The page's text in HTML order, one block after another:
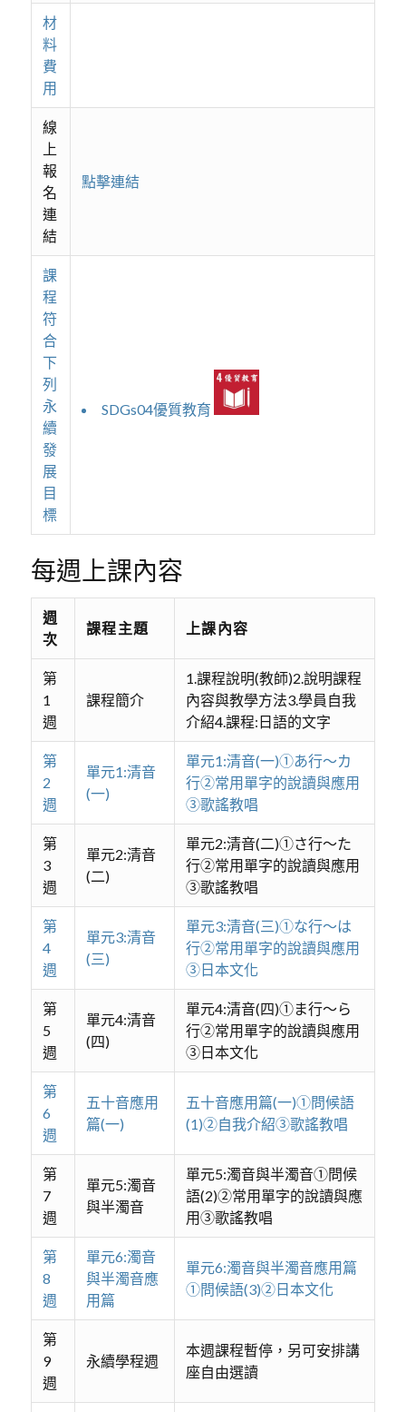
材
料
費
用
線
上
報
名
連
結
點擊連結
課
程
符
合
下
列
永
續
發
展
目
標
SDGs04優質教育
每週上課內容
週
次
課程主題 上課內容
第
1
週
課程簡介
1.課程說明(教師)2.說明課程
內容與教學方法3.學員自我
介紹4.課程:日語的文字
第
2
週
單元1:清音
(一)
單元1:清音(一)①あ行～カ
行②常用單字的說讀與應用
③歌謠教唱
第
3
週
單元2:清音
(二)
單元2:清音(二)①さ行～た
行②常用單字的說讀與應用
③歌謠教唱
第
4
週
單元3:清音
(三)
單元3:清音(三)①な行～は
行②常用單字的說讀與應用
③日本文化
第
5
週
單元4:清音
(四)
單元4:清音(四)①ま行～ら
行②常用單字的說讀與應用
③日本文化
第
6
週
五十音應用
篇(一)
五十音應用篇(一)①問候語
(1)②自我介紹③歌謠教唱
第
7
週
單元5:濁音
與半濁音
單元5:濁音與半濁音①問候
語(2)②常用單字的說讀與應
用③歌謠教唱
第
8
週
單元6:濁音
與半濁音應
用篇
單元6:濁音與半濁音應用篇
①問候語(3)②日本文化
第
9
週
永續學程週
本週課程暫停，另可安排講
座自由選讀